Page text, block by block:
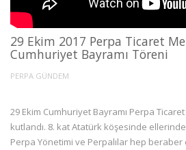
29 Ekim 2017 Perpa Ticaret
Cumhuriyet Bayramı Töreni
PERPA GÜNDEM
29 Ekim Cumhuriyet Bayramı Perpa
kutlandı. 8. kat Atatürk köşesinde
Perpa Yönetimi ve Perpalılar hep beraber